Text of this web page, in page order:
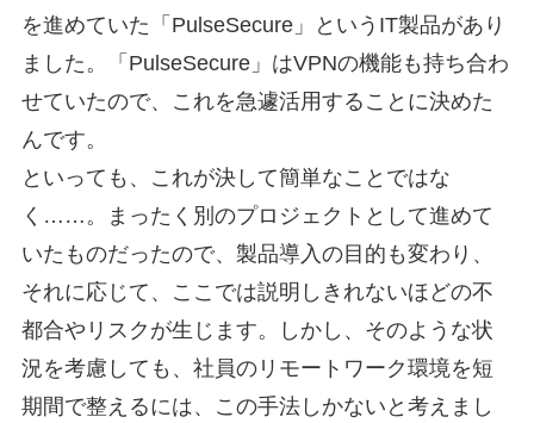
を進めていた「PulseSecure」というIT製品があり
ました。「PulseSecure」はVPNの機能も持ち合わ
せていたので、これを急遽活用することに決めた
んです。
といっても、これが決して簡単なことではな
く……。まったく別のプロジェクトとして進めて
いたものだったので、製品導入の目的も変わり、
それに応じて、ここでは説明しきれないほどの不
都合やリスクが生じます。しかし、そのような状
況を考慮しても、社員のリモートワーク環境を短
期間で整えるには、この手法しかないと考えまし